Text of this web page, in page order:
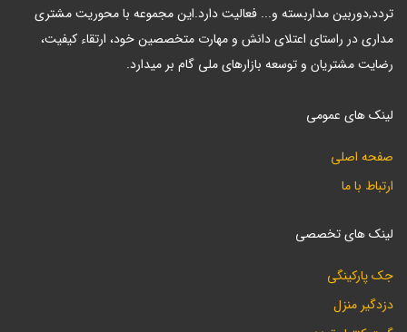
تردد,دوربین مداربسته و... فعالیت دارد.این مجموعه با محوریت مشتری
مداری در راستای اعتلای دانش و مهارت متخصصین خود، ارتقاء کیفیت،
رضایت مشتریان و توسعه بازارهای ملی گام بر میدارد.
لینک های عمومی
صفحه اصلی
ارتباط با ما
لینک های تخصصی
جک پارکینگی
دزدگیر منزل